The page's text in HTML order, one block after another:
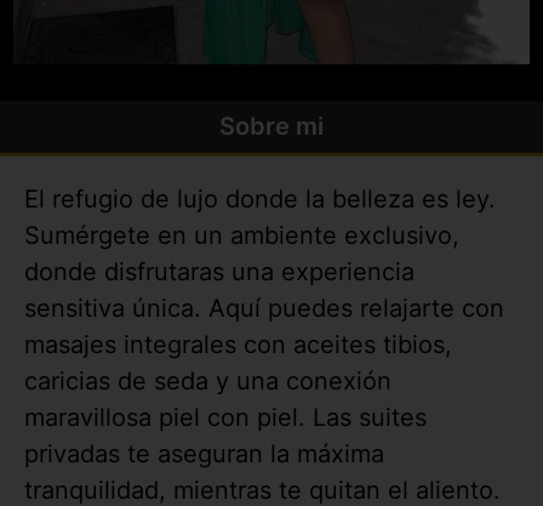
Sobre mi
El refugio de lujo donde la belleza es ley.
Sumérgete en un ambiente exclusivo,
donde disfrutaras una experiencia
sensitiva única. Aquí puedes relajarte con
masajes integrales con aceites tibios,
caricias de seda y una conexión
maravillosa piel con piel. Las suites
privadas te aseguran la máxima
tranquilidad, mientras te quitan el aliento.